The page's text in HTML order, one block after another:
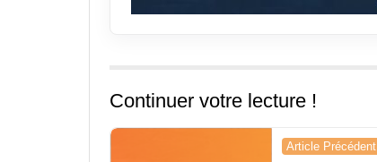
Continuer votre lecture !
Navigation
Article Précédent